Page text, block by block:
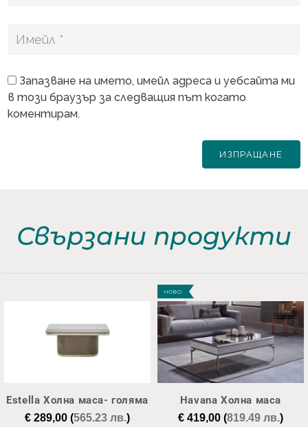
Запазване на името, имейл адреса и уебсайта ми
в този браузър за следващия път когато
коментирам.
Свързани продукти
Estella Холна маса- голяма
€ 289,00 (565.23 лв.)
НОВО
Havana Холна маса
€419,00(819.49 лв.)